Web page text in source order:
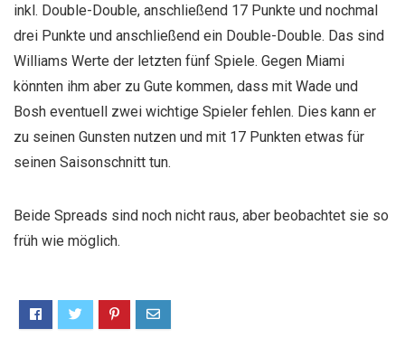
inkl. Double-Double, anschließend 17 Punkte und nochmal
drei Punkte und anschließend ein Double-Double. Das sind
Williams Werte der letzten fünf Spiele. Gegen Miami
könnten ihm aber zu Gute kommen, dass mit Wade und
Bosh eventuell zwei wichtige Spieler fehlen. Dies kann er
zu seinen Gunsten nutzen und mit 17 Punkten etwas für
seinen Saisonschnitt tun.
Beide Spreads sind noch nicht raus, aber beobachtet sie so
früh wie möglich.